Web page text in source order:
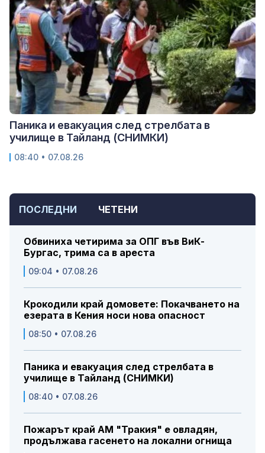
ПОСЛЕДНИ ЧЕТЕНИ
Обвиниха четирима за ОПГ във ВиК-
Бургас, трима са в ареста
09:04 • 07.08.26
Крокодили край домовете: Покачването на
езерата в Кения носи нова опасност
08:50 • 07.08.26
Паника и евакуация след стрелбата в
училище в Тайланд (СНИМКИ)
08:40 • 07.08.26
Пожарът край АМ "Тракия" е овладян,
продължава гасенето на локални огнища
Паника и евакуация след стрелбата в
училище в Тайланд (СНИМКИ)
08:40 • 07.08.26